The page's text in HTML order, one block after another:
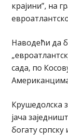
крајини”, на
Наводећи да
сада, по
Крушедолска
јача
богату